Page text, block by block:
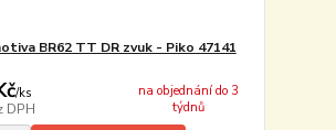
BR62 TT DR zvuk - Piko 47141
/ks
DPH
na objednání do 3
týdnů